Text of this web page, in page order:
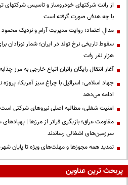
از رانت‌ شرکتهای خودروساز و تاسیس شرکتهای
با چه هدفی صورت گرفته است
مدالِ اعتماد؛ روایت مدیریت آرام و نزدیک
هزار نفر رفت
آغاز انتقال رایگان زائران اتباع خارجی به مرز چذابه
جهاد اسلامی: اسرائیل با چراغ سبز آمریکا،
ادامه می‌دهد
‌امنیت شغلی، مطالبه اصلی نیروهای شرکتی است
مقاومت عراق؛ بازیگری فراتر از مرزها | پهپادهای
سرزمین‌های اشغالی رساندند
تمدید همه مجوزها و مهلت‌های ویژه تا پایان
پربحث ترین عناوین